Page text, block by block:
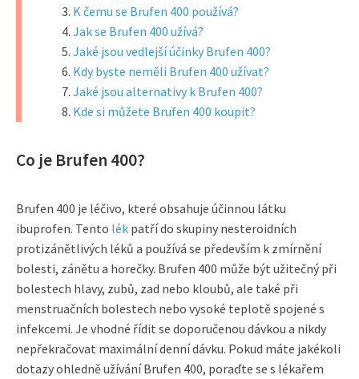
K čemu se Brufen 400 používá?
Jak se Brufen 400 užívá?
Jaké jsou vedlejší účinky Brufen 400?
Kdy byste neměli Brufen 400 užívat?
Jaké jsou alternativy k Brufen 400?
Kde si můžete Brufen 400 koupit?
Co je Brufen 400?
Brufen 400 je léčivo, které obsahuje účinnou látku
ibuprofen. Tento lék patří do skupiny nesteroidních
protizánětlivých léků a používá se především k zmírnění
bolesti, zánětu a horečky. Brufen 400 může být užitečný při
bolestech hlavy, zubů, zad nebo kloubů, ale také při
menstruačních bolestech nebo vysoké teplotě spojené s
infekcemi. Je vhodné řídit se doporučenou dávkou a nikdy
nepřekračovat maximální denní dávku. Pokud máte jakékoli
dotazy ohledně užívání Brufen 400, poraďte se s lékařem